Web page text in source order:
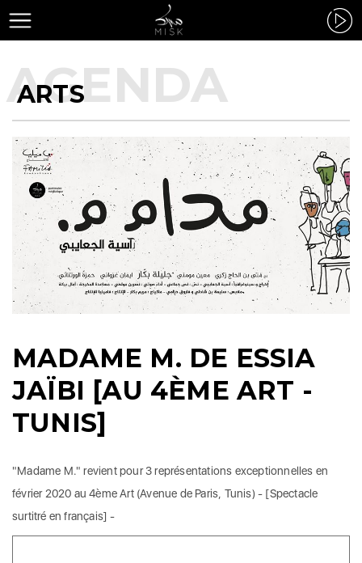
ARTS
MADAME M. DE ESSIA
JAÏBI [AU 4ÈME ART -
TUNIS]
"Madame M." revient pour 3 représentations exceptionnelles en
février 2020 au 4ème Art (Avenue de Paris, Tunis) - [Spectacle
surtitré en français] -